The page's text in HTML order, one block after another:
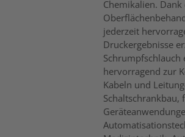
Chemikalien.
jederzeit
Druckergebnisse
Schrumpfschlauch
hervorragend zur
Kabeln und